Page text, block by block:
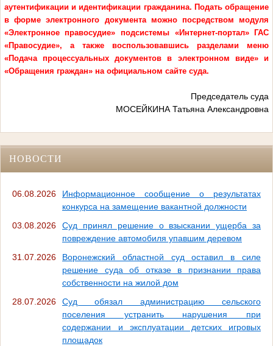
аутентификации и идентификации гражданина. Подать обращение
в форме электронного документа можно посредством модуля
«Электронное правосудие» подсистемы «Интернет-портал» ГАС
«Правосудие», а также воспользовавшись разделами меню
«Подача процессуальных документов в электронном виде» и
«Обращения граждан» на официальном сайте суда.
Председатель суда
МОСЕЙКИНА Татьяна Александровна
НОВОСТИ
06.08.2026
Информационное сообщение о результатах
конкурса на замещение вакантной должности
03.08.2026
Суд принял решение о взыскании ущерба за
повреждение автомобиля упавшим деревом
31.07.2026
Воронежский областной суд оставил в силе
решение суда об отказе в признании права
собственности на жилой дом
28.07.2026
Суд обязал администрацию сельского
поселения устранить нарушения при
содержании и эксплуатации детских игровых
площадок